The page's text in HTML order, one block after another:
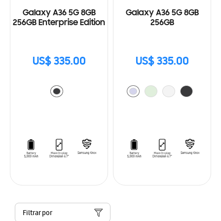
Galaxy A36 5G 8GB
256GB Enterprise Edition
US$ 335.00
Galaxy A36 5G 8GB
256GB
US$ 335.00
Filtrar por